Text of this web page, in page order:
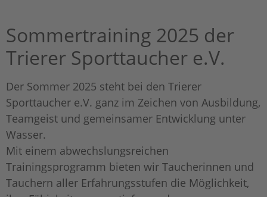
Sommertraining 2025 der
Trierer Sporttaucher e.V.
Der Sommer 2025 steht bei den Trierer
Sporttaucher e.V. ganz im Zeichen von Ausbildung,
Teamgeist und gemeinsamer Entwicklung unter
Wasser.
Mit einem abwechslungsreichen
Trainingsprogramm bieten wir Taucherinnen und
Tauchern aller Erfahrungsstufen die Möglichkeit,